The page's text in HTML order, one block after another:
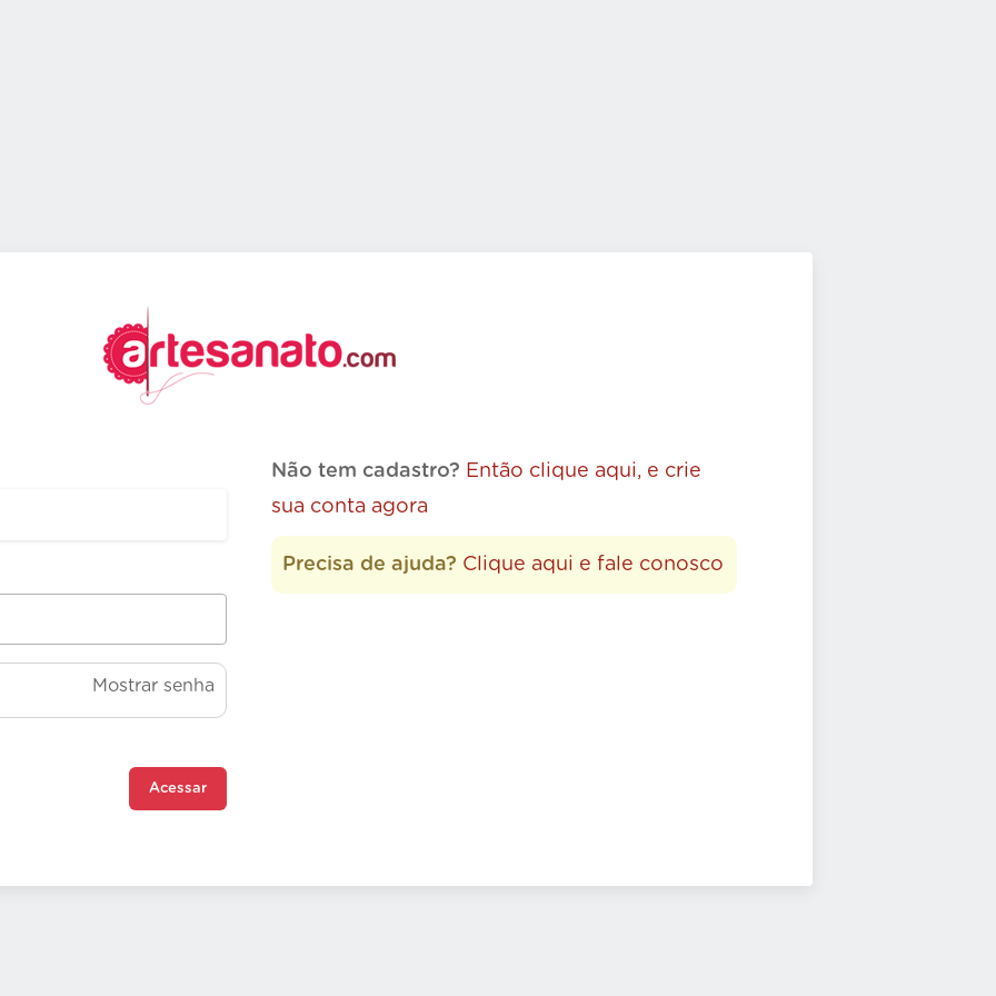
Mostrar senha
Acessar
Não tem cadastro? Então clique aqui, e crie
sua conta agora
Precisa de ajuda? Clique aqui e fale conosco